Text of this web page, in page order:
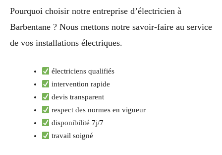
Pourquoi choisir notre entreprise d’électricien à
Barbentane ? Nous mettons notre savoir-faire au service
de vos installations électriques.
électriciens qualifiés
intervention rapide
devis transparent
respect des normes en vigueur
disponibilité 7j/7
travail soigné